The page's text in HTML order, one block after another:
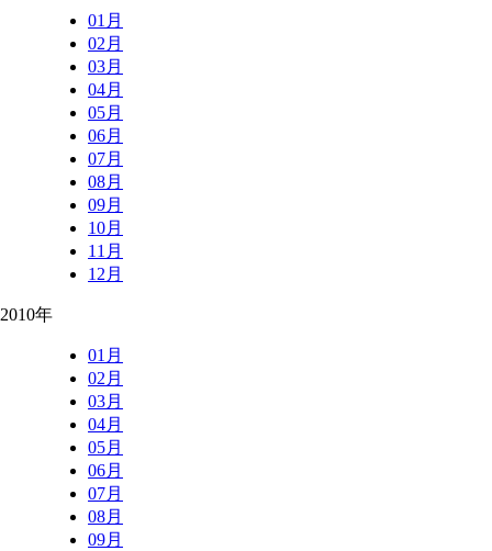
01月
02月
03月
04月
05月
06月
07月
08月
09月
10月
11月
12月
2010年
01月
02月
03月
04月
05月
06月
07月
08月
09月